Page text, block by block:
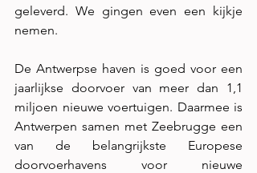
geleverd. We gingen even een kijkje
nemen.
De Antwerpse haven is goed voor een
jaarlijkse doorvoer van meer dan 1,1
miljoen nieuwe voertuigen. Daarmee is
Antwerpen samen met Zeebrugge een
van de belangrijkste Europese
doorvoerhavens voor nieuwe